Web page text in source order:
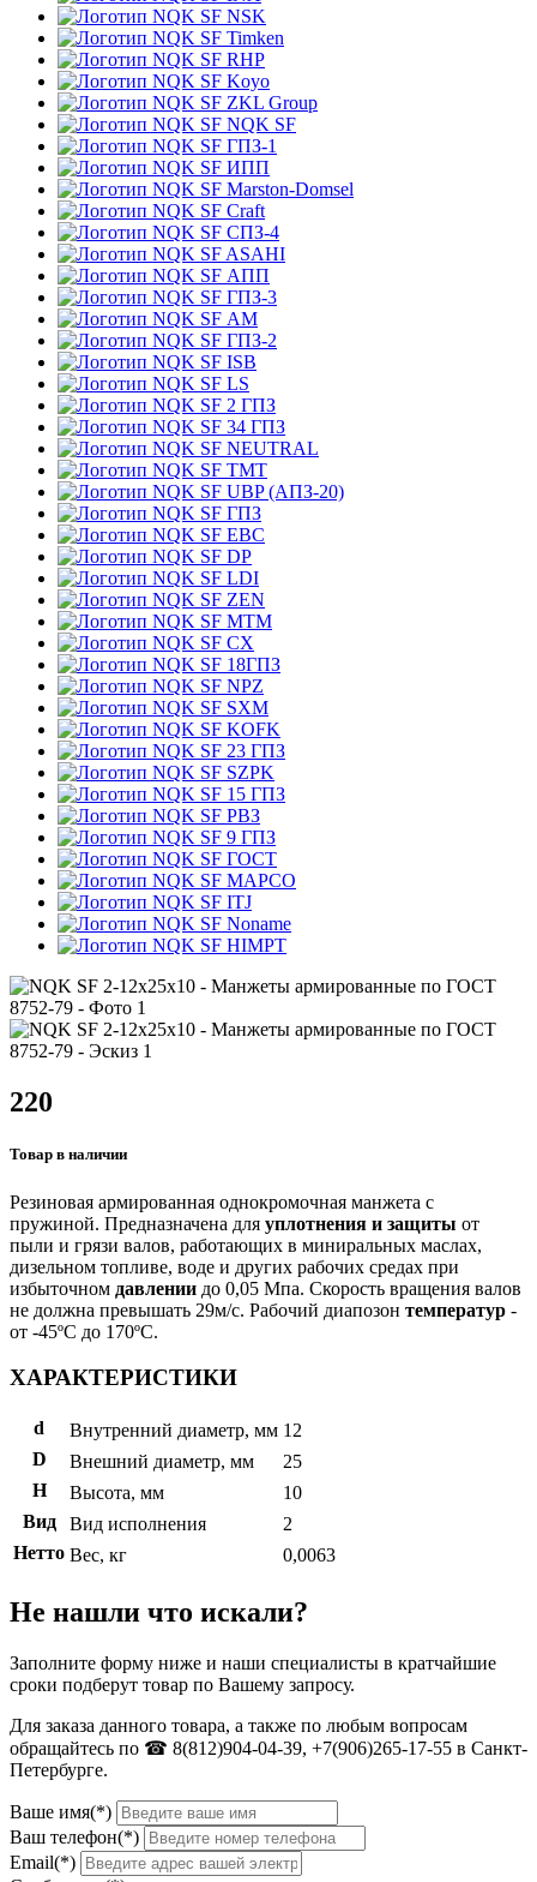
NSK
Timken
RHP
Koyo
ZKL Group
NQK SF
ГПЗ-1
ИПП
Marston-Domsel
Craft
СПЗ-4
ASAHI
АПП
ГПЗ-3
АМ
ГПЗ-2
ISB
LS
2 ГПЗ
34 ГПЗ
NEUTRAL
TMT
UBP (АПЗ-20)
ГПЗ
EBC
DP
LDI
ZEN
MTM
CX
18ГПЗ
NPZ
SXM
KOFK
23 ГПЗ
SZPK
15 ГПЗ
РВЗ
9 ГПЗ
ГОСТ
MAPCO
ITJ
Noname
HIMPT
220
Товар в наличии
Резиновая армированная однокромочная манжета с
пружиной. Предназначена для уплотнения и защиты от
пыли и грязи валов, работающих в миниральных маслах,
дизельном топливе, воде и других рабочих средах при
избыточном давлении до 0,05 Мпа. Скорость вращения валов
не должна превышать 29м/с. Рабочий диапозон температур -
от -45ºС до 170ºС.
ХАРАКТЕРИСТИКИ
d Внутренний диаметр, мм 12
D
Внешний диаметр, мм
25
H
Высота, мм
10
Вид
Вид исполнения
2
Нетто Вес, кг 0,0063
Не нашли что искали?
Заполните форму ниже и наши специалисты в кратчайшие
сроки подберут товар по Вашему запросу.
Для заказа данного товара, а также по любым вопросам
обращайтесь по ☎ 8(812)904-04-39, +7(906)265-17-55 в Санкт-
Петербурге.
Ваше имя(*)
Ваш телефон(*)
Email(*)